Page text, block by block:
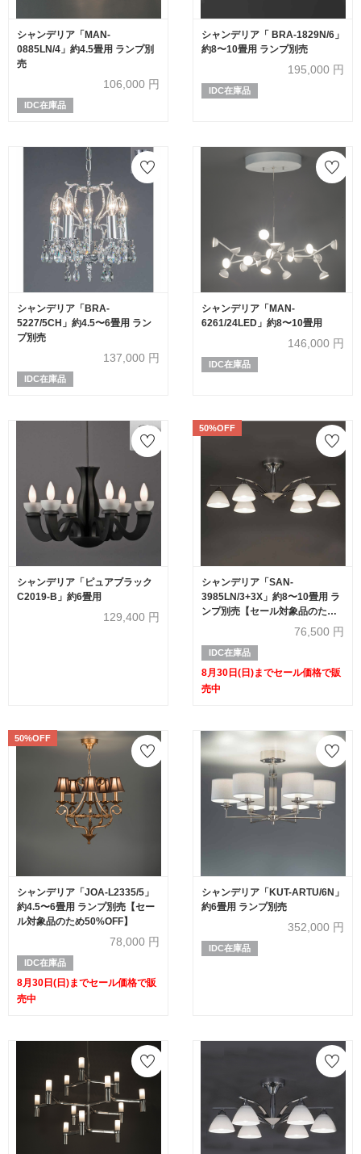
シャンデリア「MAN-
0885LN/4」約4.5畳用 ランプ別
売
106,000 円
IDC在庫品
シャンデリア「 BRA-1829N/6」
約8〜10畳用 ランプ別売
195,000 円
IDC在庫品
シャンデリア「BRA-
5227/5CH」約4.5〜6畳用 ラン
プ別売
137,000 円
IDC在庫品
シャンデリア「MAN-
6261/24LED」約8〜10畳用
146,000 円
IDC在庫品
シャンデリア「ピュアブラック
C2019-B」約6畳用
129,400 円
50%OFF
シャンデリア「SAN-
3985LN/3+3X」約8〜10畳用 ラ
ンプ別売【セール対象品のため
76,500 円
IDC在庫品
8月30日(日)までセール価格で販
売中
50%OFF
シャンデリア「JOA-L2335/5」
約4.5〜6畳用 ランプ別売【セー
ル対象品のため50%OFF】
78,000 円
IDC在庫品
8月30日(日)までセール価格で販
売中
シャンデリア「KUT-ARTU/6N」
約6畳用 ランプ別売
352,000 円
IDC在庫品